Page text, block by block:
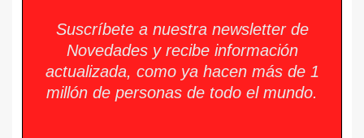
Suscríbete a nuestra newsletter de
Novedades y recibe información
actualizada, como ya hacen más de 1
millón de personas de todo el mundo.